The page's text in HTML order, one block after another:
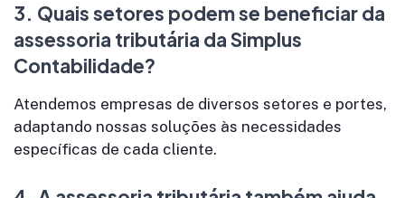
3. Quais setores podem se beneficiar da
assessoria tributária da Simplus
Contabilidade?
Atendemos empresas de diversos setores e portes,
adaptando nossas soluções às necessidades
específicas de cada cliente.